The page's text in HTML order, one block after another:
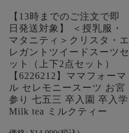
【13時までのご注文で即
日発送対象】 ＜授乳服・
マタニティ＞クリスタ・エ
レガントツイードスーツセ
ット（上下2点セット）
【6226212】ママフォーマ
ル セレモニースーツ お宮
参り 七五三 卒入園 卒入学
Milk tea ミルクティー